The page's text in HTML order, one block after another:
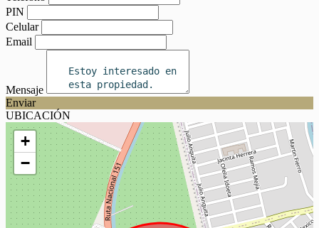
PIN
Celular
Email
Mensaje
Enviar
UBICACIÓN
+
−